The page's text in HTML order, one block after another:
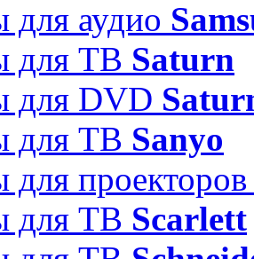
для аудио
для ТВ Saturn
для DVD
для ТВ Sanyo
для
для ТВ Scarlett